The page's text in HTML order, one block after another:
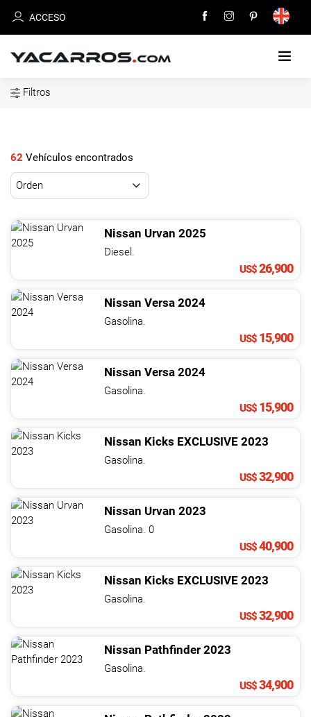
ACCESO
EN
VENTA
TU
CARRO
NOTICIAS
Filtros
62 Vehículos encontrados
Nissan Urvan 2025
Diesel.
US$26,900
Nissan Versa 2024
Gasolina.
US$ 15,900
Nissan Versa 2024
Gasolina.
US$ 15,900
Nissan Kicks EXCLUSIVE 2023
Gasolina.
US$32,900
Nissan Urvan 2023
Gasolina. 0
US$40,900
Nissan Kicks EXCLUSIVE 2023
Gasolina.
US$32,900
Nissan Pathfinder 2023
Gasolina.
US$34,900